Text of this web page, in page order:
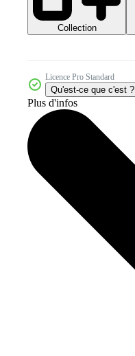
Collection
Licence Pro Standard
Qu'est-ce que c'est ?
Plus d'infos